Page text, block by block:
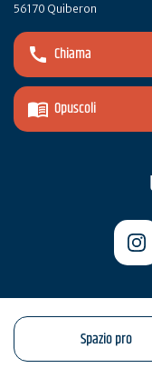
56170 Quiberon
Chiama
Opuscoli
Spazio pro